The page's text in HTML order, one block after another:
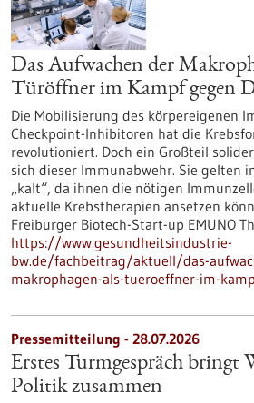
Das Aufwachen der
Türöffner im Kampf gegen
Die Mobilisierung des körpereigenen
Checkpoint-Inhibitoren hat die
revolutioniert. Doch ein Großteil
sich dieser Immunabwehr. Sie gelten
„kalt“, da ihnen die nötigen
aktuelle Krebstherapien ansetzen
Freiburger Biotech-Start-up EMUNO
https://www.gesundheitsindustrie-
bw.de/fachbeitrag/aktuell/das-
makrophagen-als-tueroeffner-im-
Pressemitteilung - 28.07.2026
Erstes Turmgespräch bringt
Politik zusammen